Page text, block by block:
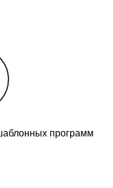
программ